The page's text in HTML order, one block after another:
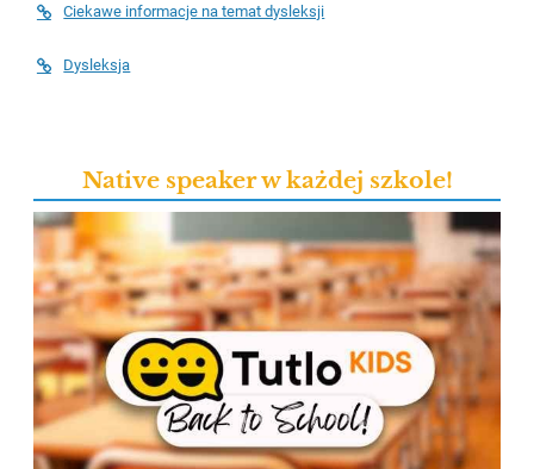
Ciekawe informacje na temat dysleksji
Dysleksja
Native speaker w każdej szkole!